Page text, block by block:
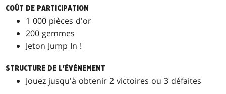
COÛT DE PARTICIPATION
1 000 pièces d'or
200 gemmes
Jeton Jump In !
STRUCTURE DE L'ÉVÉNEMENT
Jouez jusqu'à obtenir 2 victoires ou 3 défaites